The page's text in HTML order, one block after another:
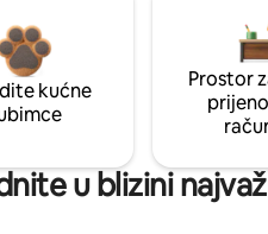
kućne
Prostor
u blizini